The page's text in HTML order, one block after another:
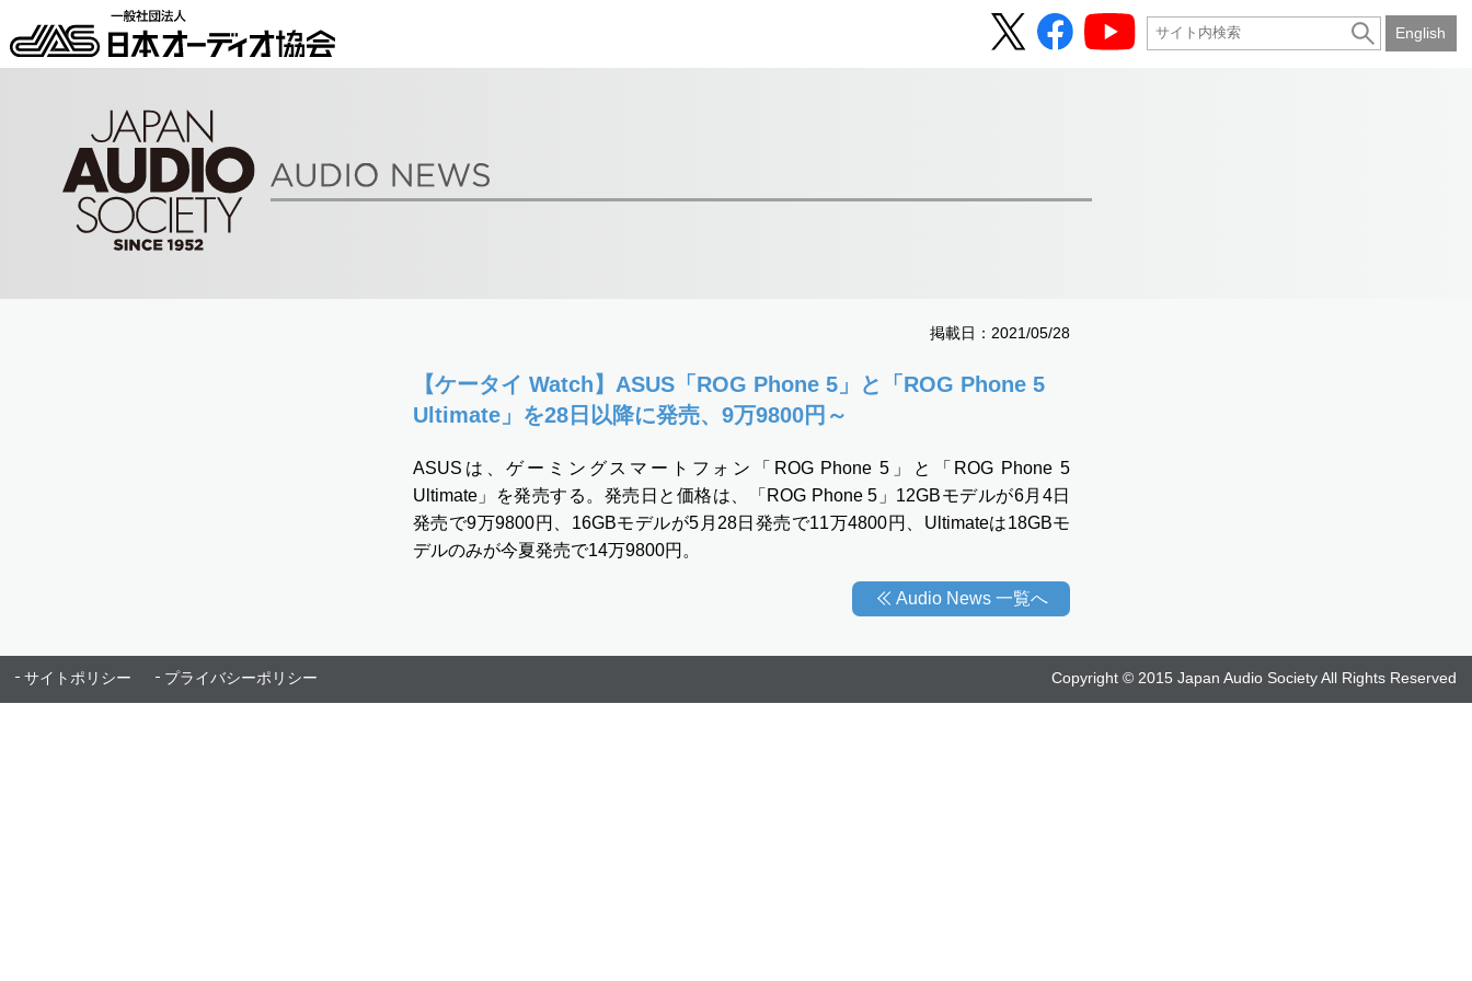
English
掲載日：2021/05/28
【ケータイ Watch】ASUS「ROG Phone 5」と「ROG Phone 5
Ultimate」を28日以降に発売、9万9800円～
ASUSは、ゲーミングスマートフォン「ROG Phone 5」と「ROG Phone 5
Ultimate」を発売する。発売日と価格は、「ROG Phone 5」12GBモデルが6月4日
発売で9万9800円、16GBモデルが5月28日発売で11万4800円、Ultimateは18GBモ
デルのみが今夏発売で14万9800円。
Audio News 一覧へ
サイトポリシー プライバシーポリシー Copyright © 2015 Japan Audio Society All Rights Reserved